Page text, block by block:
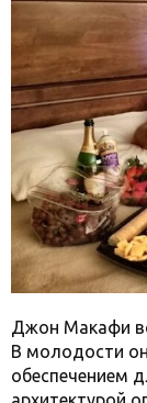
Джон Макафи
В молодости
обеспечением